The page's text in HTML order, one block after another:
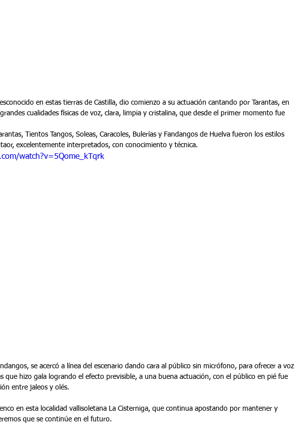
en estas tierras de Castilla, dio comienzo a su actuación cantando por Tarantas, en
cualidades físicas de voz, clara, limpia y cristalina, que desde el primer momento fue
Tientos Tangos, Soleas, Caracoles, Bulerías y Fandangos de Huelva fueron los estilos
excelentemente interpretados, con conocimiento y técnica.
watch?v=5Qome_kTqrk
se acercó a línea del escenario dando cara al público sin micrófono, para ofrecer a voz
que hizo gala logrando el efecto previsible, a una buena actuación, con el público en pié fue
entre jaleos y olés.
en esta localidad vallisoletana La Cisterniga, que continua apostando por mantener y
que se continúe en el futuro.